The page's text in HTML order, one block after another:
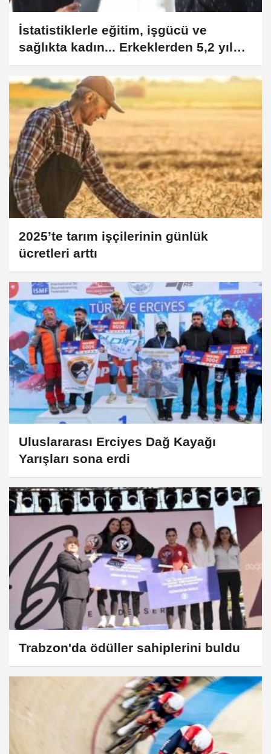
İstatistiklerle eğitim, işgücü ve
sağlıkta kadın... Erkeklerden 5,2 yıl
daha uzun yaşıyorlar
2025’te tarım işçilerinin günlük
ücretleri arttı
Uluslararası Erciyes Dağ Kayağı
Yarışları sona erdi
Trabzon'da ödüller sahiplerini buldu